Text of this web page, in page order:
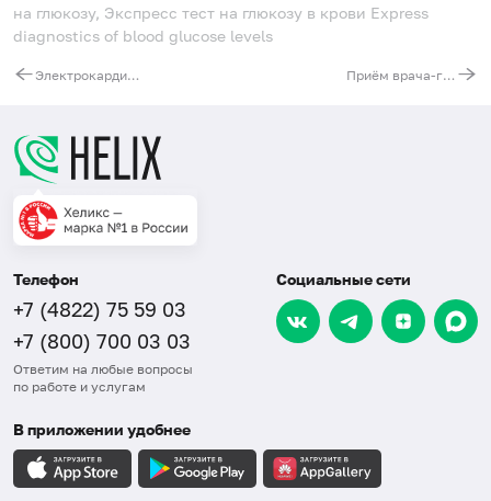
на глюкозу, Экспресс тест на глюкозу в крови Express
diagnostics of blood glucose levels
Электрокардиография без расшифровки (12 отведений) Приём врача-гинеколога-эндокринолога первичный
Телефон
+7 (4822) 75 59 03
+7 (800) 700 03 03
Ответим на любые вопросы
по работе и услугам
Социальные сети
В приложении удобнее